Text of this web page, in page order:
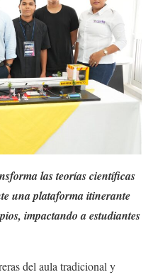
las teorías científicas
una plataforma itinerante
impactando a estudiantes
del aula tradicional y